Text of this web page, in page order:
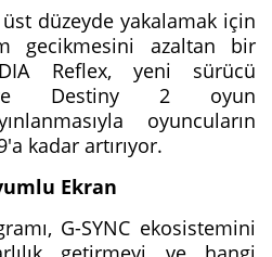
üst düzeyde yakalamak için
gecikmesini azaltan bir
Reflex, yeni sürücü
ve Destiny 2 oyun
oyuncuların
kadar artırıyor.
Ekran
G-SYNC ekosistemini